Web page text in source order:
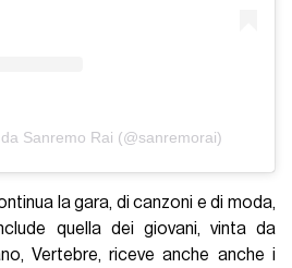
Sanremo Rai (@sanremorai)
la gara, di canzoni e di moda,
quella dei giovani, vinta da
Vertebre, riceve anche anche i